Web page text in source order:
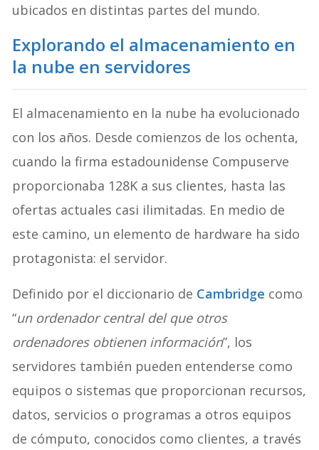
ubicados en distintas partes del mundo.
Explorando el almacenamiento en
la nube en servidores
El almacenamiento en la nube ha evolucionado
con los años. Desde comienzos de los ochenta,
cuando la firma estadounidense Compuserve
proporcionaba 128K a sus clientes, hasta las
ofertas actuales casi ilimitadas. En medio de
este camino, un elemento de hardware ha sido
protagonista: el servidor.
Definido por el diccionario de Cambridge como
“un ordenador central del que otros
ordenadores obtienen información”, los
servidores también pueden entenderse como
equipos o sistemas que proporcionan recursos,
datos, servicios o programas a otros equipos
de cómputo, conocidos como clientes, a través